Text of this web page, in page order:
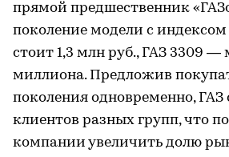
прямой предшественник
поколение модели с индексом
стоит 1,3 млн руб., ГАЗ 3309 —
миллиона. Предложив
поколения одновременно, ГАЗ
клиентов разных групп, что
компании увеличить долю